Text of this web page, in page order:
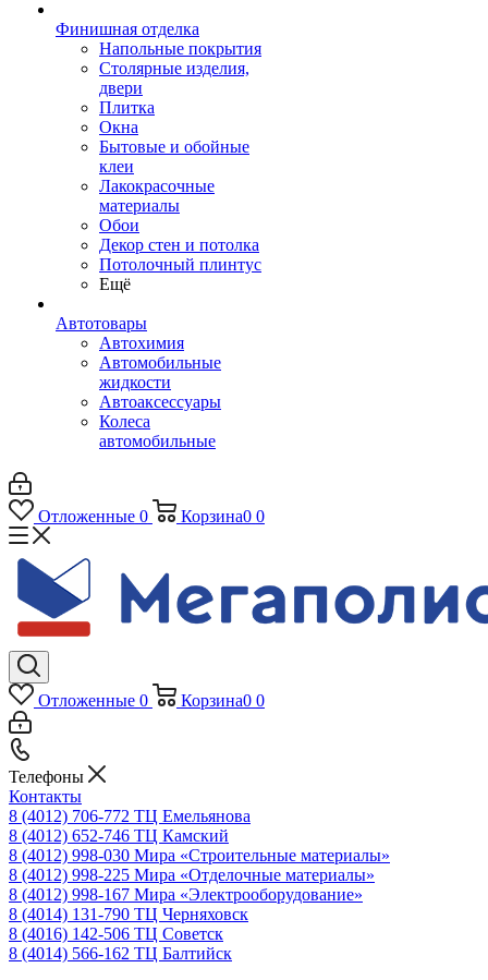
Финишная отделка
Напольные покрытия
Столярные изделия,
двери
Плитка
Окна
Бытовые и обойные
клеи
Лакокрасочные
материалы
Обои
Декор стен и потолка
Потолочный плинтус
Ещё
Автотовары
Автохимия
Автомобильные
жидкости
Автоаксессуары
Колеса
автомобильные
Отложенные 0 Корзина0 0
Отложенные 0 Корзина0 0
Телефоны
Контакты
8 (4012) 706-772 ТЦ Емельянова
8 (4012) 652-746 ТЦ Камский
8 (4012) 998-030 Мира «Строительные материалы»
8 (4012) 998-225 Мира «Отделочные материалы»
8 (4012) 998-167 Мира «Электрооборудование»
8 (4014) 131-790 ТЦ Черняховск
8 (4016) 142-506 ТЦ Советск
8 (4014) 566-162 ТЦ Балтийск